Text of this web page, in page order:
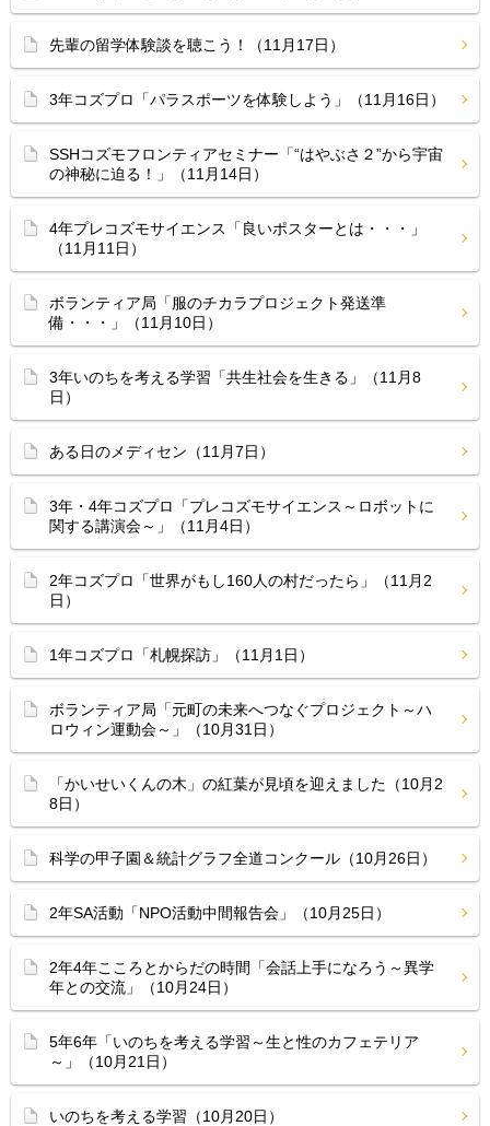
先輩の留学体験談を聴こう！（11月17日）
3年コズプロ「パラスポーツを体験しよう」（11月16日）
SSHコズモフロンティアセミナー「“はやぶさ２”から宇宙
の神秘に迫る！」（11月14日）
4年プレコズモサイエンス「良いポスターとは・・・」
（11月11日）
ボランティア局「服のチカラプロジェクト発送準
備・・・」（11月10日）
3年いのちを考える学習「共生社会を生きる」（11月8
日）
ある日のメディセン（11月7日）
3年・4年コズプロ「プレコズモサイエンス～ロボットに
関する講演会～」（11月4日）
2年コズプロ「世界がもし160人の村だったら」（11月2
日）
1年コズプロ「札幌探訪」（11月1日）
ボランティア局「元町の未来へつなぐプロジェクト～ハ
ロウィン運動会～」（10月31日）
「かいせいくんの木」の紅葉が見頃を迎えました（10月2
8日）
科学の甲子園＆統計グラフ全道コンクール（10月26日）
2年SA活動「NPO活動中間報告会」（10月25日）
2年4年こころとからだの時間「会話上手になろう～異学
年との交流」（10月24日）
5年6年「いのちを考える学習～生と性のカフェテリア
～」（10月21日）
いのちを考える学習（10月20日）